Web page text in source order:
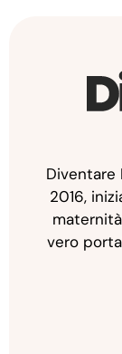
Diventare
2016,
vero